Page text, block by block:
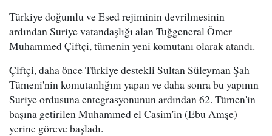
Türkiye doğumlu ve Esed rejiminin devrilmesinin
ardından Suriye vatandaşlığı alan Tuğgeneral Ömer
Muhammed Çiftçi, tümenin yeni komutanı olarak atandı.
Çiftçi, daha önce Türkiye destekli Sultan Süleyman Şah
Tümeni'nin komutanlığını yapan ve daha sonra bu yapının
Suriye ordusuna entegrasyonunun ardından 62. Tümen'in
başına getirilen Muhammed el Casim'in (Ebu Amşe)
yerine göreve başladı.